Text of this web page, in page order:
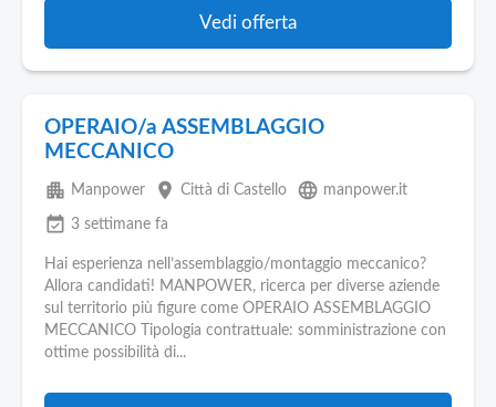
Vedi offerta
OPERAIO/a ASSEMBLAGGIO
MECCANICO
apartment Manpower place Città di Castello language manpower.it
event_available 3 settimane fa
Hai esperienza nell’assemblaggio/montaggio meccanico?
Allora candidati! MANPOWER, ricerca per diverse aziende
sul territorio più figure come OPERAIO ASSEMBLAGGIO
MECCANICO Tipologia contrattuale: somministrazione con
ottime possibilità di...